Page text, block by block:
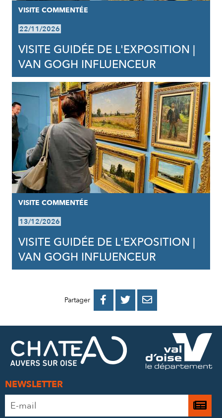
VISITE COMMENTÉE
22/11/2026
VISITE GUIDÉE DE L'EXPOSITION |
VAN GOGH INFLUENCEUR
VISITE COMMENTÉE
13/12/2026
VISITE GUIDÉE DE L'EXPOSITION |
VAN GOGH INFLUENCEUR
Partager 
PARTAGER
FACEBOOK
PARTAGER
PARTAGER
MAIL
NEWSLETTER
Adresse
e-
Je